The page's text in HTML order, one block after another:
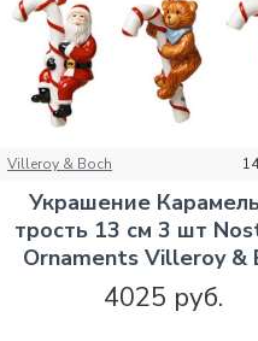
Villeroy & Boch
Украшение
трость 13 см 3 шт
Ornaments Villeroy &
4025 руб.